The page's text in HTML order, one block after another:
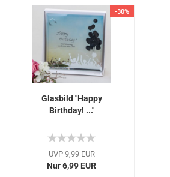
-30%
Glasbild "Happy
Birthday! ..."
UVP 9,99 EUR
Nur 6,99 EUR